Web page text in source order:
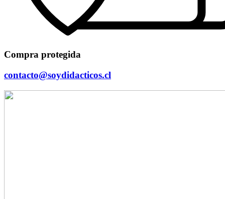
Compra protegida
contacto@soydidacticos.cl